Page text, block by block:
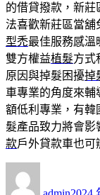
的借貸撥款，新莊
法喜歡新莊區當舖
型禿最佳服務感溫
雙方權益植髮方式
原因與掉髮困擾掉
車專業的角度來輔
額低利專業，有韓
髮產品致力將會影
款戶外貸款車也
佈